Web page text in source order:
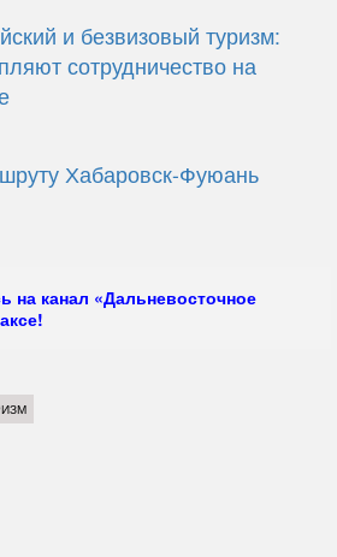
и безвизовый туризм:
сотрудничество на
Хабаровск-Фуюань
на канал «Дальневосточное